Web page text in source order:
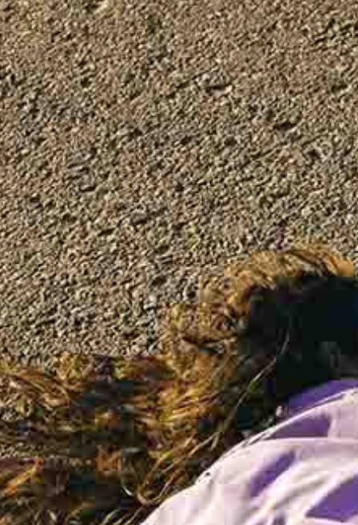
REPERTUARAS
FESTIVALIS „THEATRIUM”
EDUKACIJA IR PARODOS
KULTŪROS PASAS
VIRTUALUS TURAS
Žiūrovams
DOVANŲ KUPONAS
BILIETAI IR NUOLAIDOS
INFORMACIJA ASMENIMS SU NEGALIA
KAVINĖ „DRAMA-CHA-CHA”
ATRIBUTIKA
NAUJIENOS
VAIKŲ TEATRO STUDIJA
Kontaktai
KONTAKTAI
PARTNERIAI
TEATRO KASA
KARJERA IR SAVANORYSTĖ
PRISIJUNGTI - + =